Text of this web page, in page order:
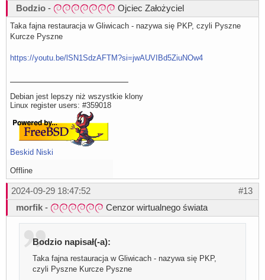
Bodzio - Ojciec Założyciel
Taka fajna restauracja w Gliwicach - nazywa się PKP, czyli Pyszne
Kurcze Pyszne
https://youtu.be/lSN1SdzAFTM?si=jwAUVIBd5ZiuNOw4
Debian jest lepszy niż wszystkie klony
Linux register users: #359018
Beskid Niski
Offline
#13
2024-09-29 18:47:52
morfik - Cenzor wirtualnego świata
Bodzio napisał(-a):
Taka fajna restauracja w Gliwicach - nazywa się PKP,
czyli Pyszne Kurcze Pyszne